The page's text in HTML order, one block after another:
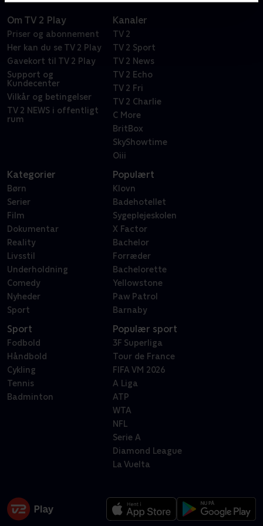
Om TV 2 Play
Priser og abonnement
Her kan du se TV 2 Play
Gavekort til TV 2 Play
Support og
Kundecenter
Vilkår og betingelser
TV 2 NEWS i offentligt
rum
Kanaler
TV 2
TV 2 Sport
TV 2 News
TV 2 Echo
TV 2 Fri
TV 2 Charlie
C More
BritBox
SkyShowtime
Oiii
Kategorier
Børn
Serier
Film
Dokumentar
Reality
Livsstil
Underholdning
Comedy
Nyheder
Sport
Populært
Klovn
Badehotellet
Sygeplejeskolen
X Factor
Bachelor
Forræder
Bachelorette
Yellowstone
Paw Patrol
Barnaby
Sport
Fodbold
Håndbold
Cykling
Tennis
Badminton
Populær sport
3F Superliga
Tour de France
FIFA VM 2026
A Liga
ATP
WTA
NFL
Serie A
Diamond League
La Vuelta